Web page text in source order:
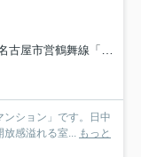
古屋市営鶴舞線「植田」駅 徒歩8分
ション」です。日中
放感溢れる室... もっと